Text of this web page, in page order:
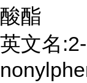
酸酯
英文名